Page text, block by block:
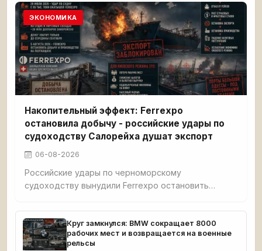
ЭКОНОМИКА
Накопительный эффект: Ferrexpo
остановила добычу - российские удары по
судоходству Салорейха душат экспорт
06-08-2026
Российские удары по черноморскому
судоходству вынудили Ferrexpo остановить
судовладельцы отменили рейсы, экспорт стал
невозможен. У компании застряло 189 тыс. тонн
продукции, денег хватит до середины сентября.
Круг замкнулся: BMW сокращает 8000
рабочих мест и возвращается на военные
рельсы